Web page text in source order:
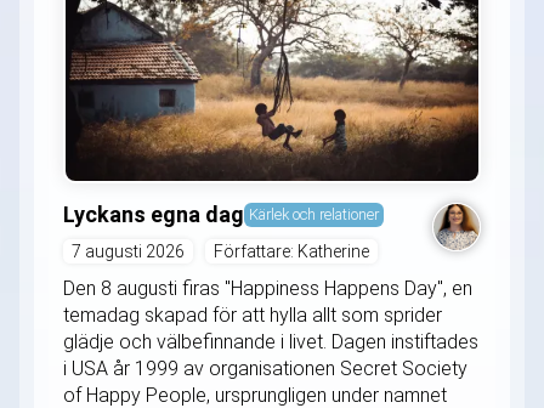
Lyckans egna dag Kärlek och relationer
7 augusti 2026 Författare: Katherine
Den 8 augusti firas "Happiness Happens Day", en
temadag skapad för att hylla allt som sprider
glädje och välbefinnande i livet. Dagen instiftades
i USA år 1999 av organisationen Secret Society
of Happy People, ursprungligen under namnet